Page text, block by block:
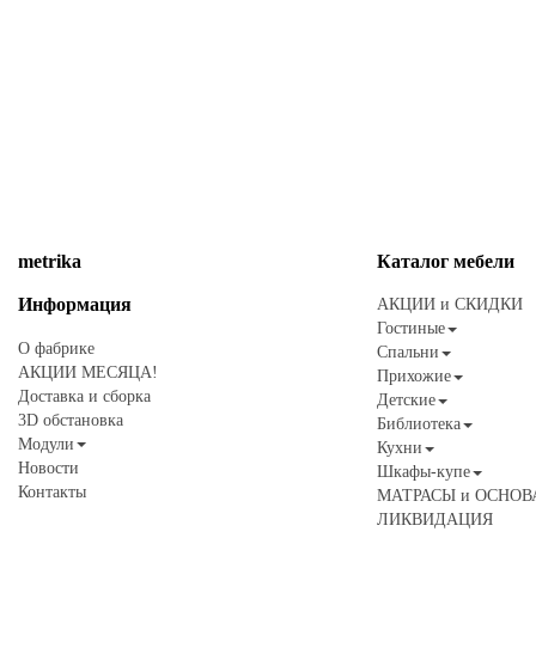
metrika
Информация
О фабрике
АКЦИИ МЕСЯЦА!
Доставка и сборка
3D обстановка
Модули
Новости
Контакты
Каталог мебели
АКЦИИ и СКИДКИ
Гостиные
Спальни
Прихожие
Детские
Библиотека
Кухни
Шкафы-купе
МАТРАСЫ и
ЛИКВИДАЦИЯ